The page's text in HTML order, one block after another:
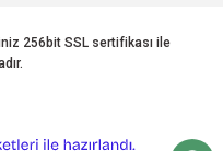
256bit SSL sertifikası ile
e-